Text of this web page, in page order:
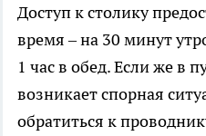
Доступ к столику
время – на 30 минут
1 час в обед. Если же в
возникает спорная
обратиться к